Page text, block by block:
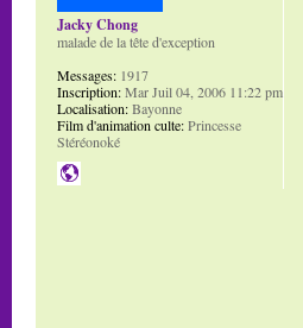
Jacky Chong
malade de la tête d'exception
Messages: 1917
Inscription:Mar Juil 04, 2006 11:22 pm
Localisation:Bayonne
Film d'animation culte:Princesse
Stéréonoké